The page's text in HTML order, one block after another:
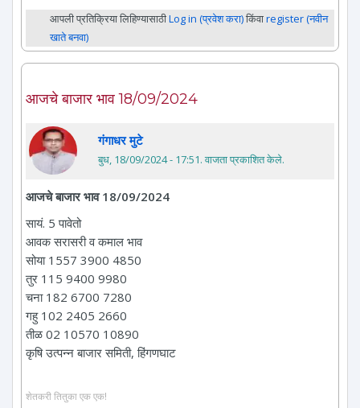
आपली प्रतिक्रिया लिहिण्यासाठीLog in (प्रवेश करा)किंवाregister (नवीन
खाते बनवा)
आजचे बाजार भाव 18/09/2024
गंगाधर मुटे
बुध, 18/09/2024 - 17:51. वाजता प्रकाशित केले.
आजचे बाजार भाव 18/09/2024
सायं. 5 पावेतो
आवक सरासरी व कमाल भाव
सोया 1557 3900 4850
तुर 115 9400 9980
चना 182 6700 7280
गहु 102 2405 2660
तीळ 02 10570 10890
कृषि उत्पन्न बाजार समिती, हिंगणघाट
शेतकरी तितुका एक एक!